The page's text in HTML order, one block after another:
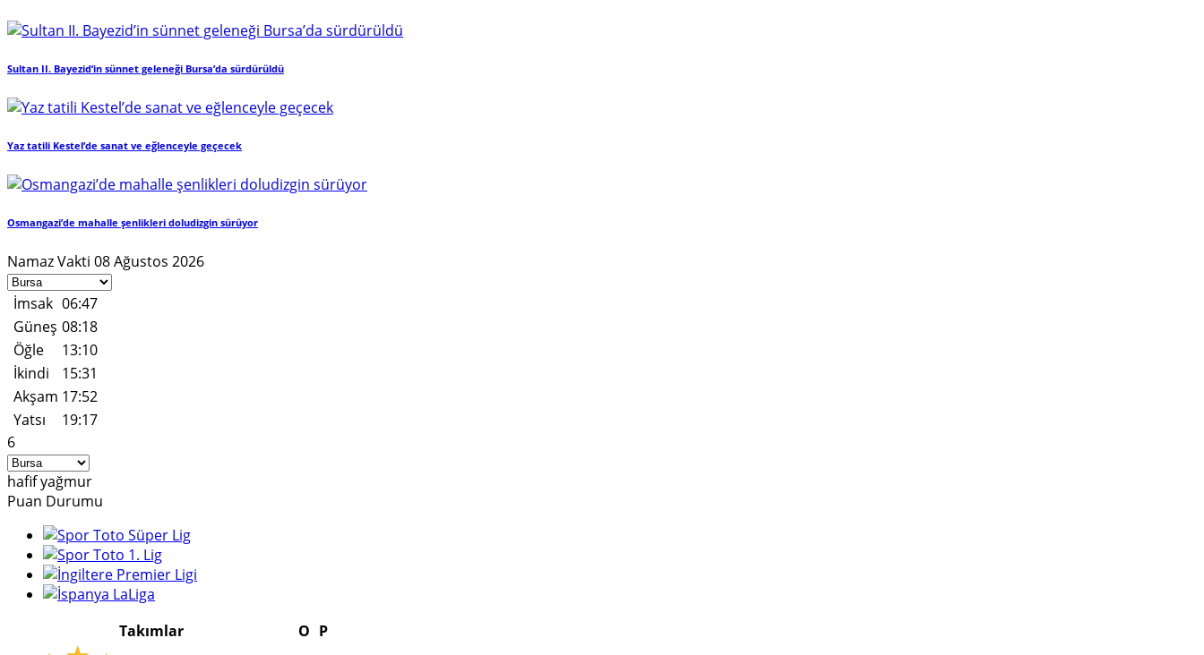
Sultan II. Bayezid’in sünnet geleneği Bursa’da sürdürüldü
Yaz tatili Kestel’de sanat ve eğlenceyle geçecek
Osmangazi’de mahalle şenlikleri doludizgin sürüyor
Namaz Vakti 08 Ağustos 2026
İmsak 06:47
Güneş 08:18
Öğle
13:10
İkindi
15:31
Akşam 17:52
Yatsı
19:17
6
hafif yağmur
Puan Durumu
Takımlar O P